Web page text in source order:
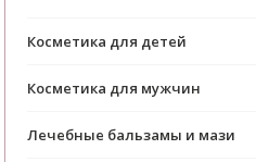
Косметика для детей
Косметика для мужчин
Лечебные бальзамы и мази